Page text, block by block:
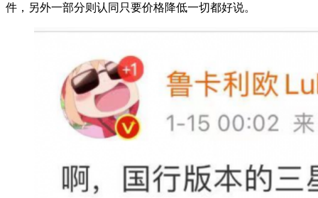
件，另外一部分则认同只要价格降低一切都好说。